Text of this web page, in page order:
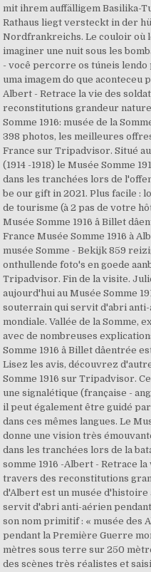
mit ihrem auffälligem Basilika-
Rathaus liegt versteckt in der
Nordfrankreichs. Le couloir où
imaginer une nuit sous les
- você percorre os túneis lendo
uma imagem do que aconteceu
Albert - Retrace la vie des
reconstitutions grandeur
Somme 1916: musée de la
398 photos, les meilleures
France sur Tripadvisor. Situé au
(1914 -1918) le Musée Somme
dans les tranchées lors de
be our gift in 2021. Plus facile :
de tourisme (à 2 pas de votre
Musée Somme 1916 â Billet
France Musée Somme 1916 à
musée Somme - Bekijk 859
onthullende foto's en goede
Tripadvisor. Fin de la visite.
aujourd'hui au Musée Somme
souterrain qui servit d'abri anti-
mondiale. Vallée de la Somme,
avec de nombreuses
Somme 1916 â Billet
Lisez les avis, découvrez
Somme 1916 sur Tripadvisor.
une signalétique (française -
il peut également être guidé
dans ces mêmes langues. Le
donne une vision très
dans les tranchées lors de la
somme 1916 -Albert - Retrace
travers des reconstitutions
d'Albert est un musée d'histoire
servit d'abri anti-aérien
son nom primitif : « musée des
pendant la Première Guerre
mètres sous terre sur 250
des scènes très réalistes et